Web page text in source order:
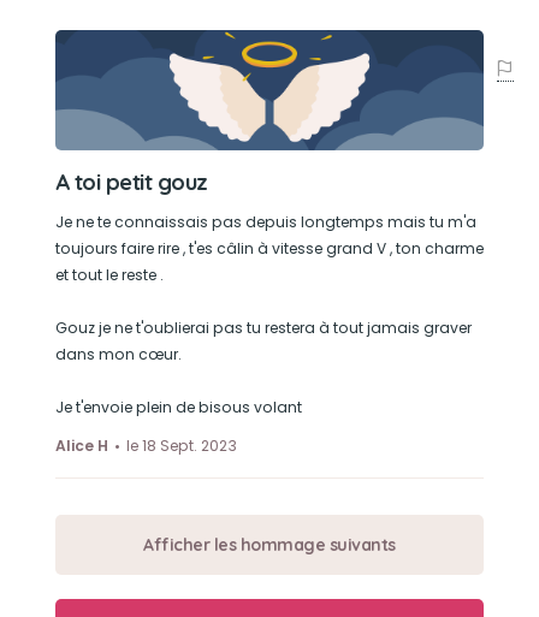
A toi petit gouz
Je ne te connaissais pas depuis longtemps mais tu m'a
toujours faire rire , t'es câlin à vitesse grand V , ton charme
et tout le reste .
Gouz je ne t'oublierai pas tu restera à tout jamais graver
dans mon cœur.
Je t'envoie plein de bisous volant
Alice H
le 18 Sept. 2023
Afficher les hommage suivants